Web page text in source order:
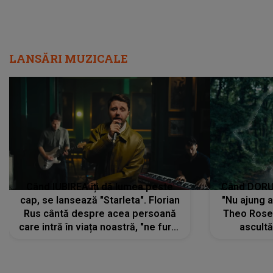
LANSĂRI MUZICALE
Când IUBIREA îți dă lumea peste
cap, se lansează "Starleta". Florian
Rus cântă despre acea persoană
care intră în viața noastră, "ne fură"
Când
"Nu ajung
Theo